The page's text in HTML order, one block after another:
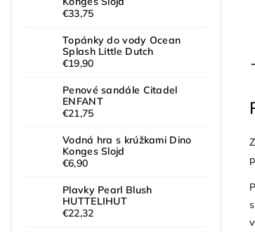
€33,75
Topánky do vody Ocean
Splash Little Dutch
€19,90
Penové sandále Citadel
ENFANT
€21,75
Vodná hra s krúžkami Dino
Konges Slojd
€6,90
Plavky Pearl Blush
HUTTELIHUT
€22,32